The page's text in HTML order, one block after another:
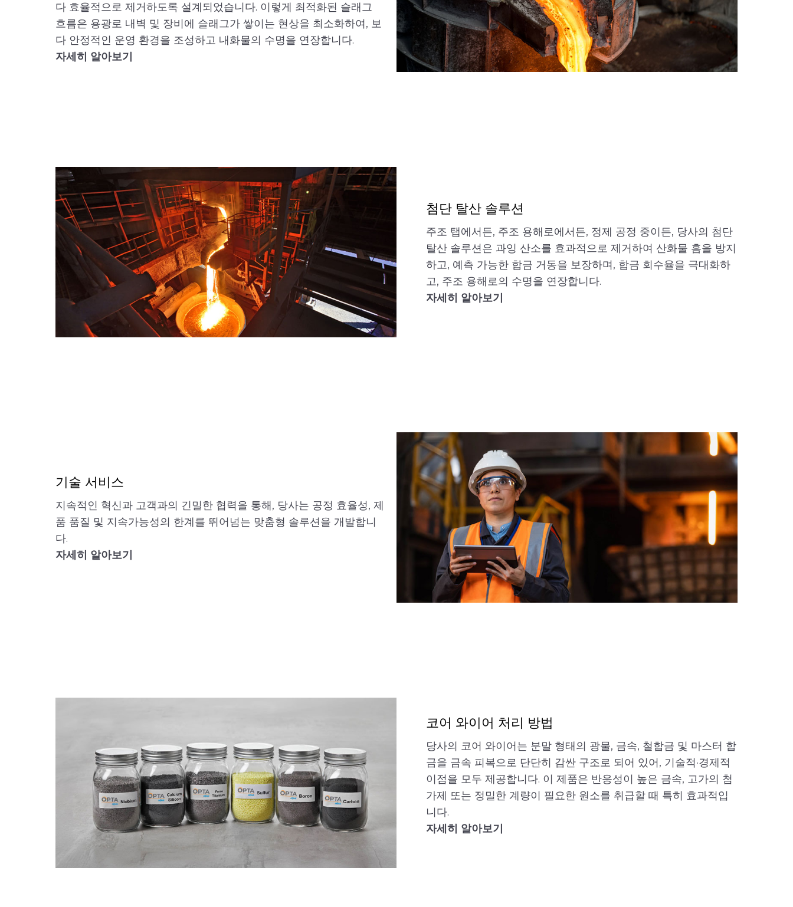
다 효율적으로 제거하도록 설계되었습니다. 이렇게 최적화된 슬래그
흐름은 용광로 내벽 및 장비에 슬래그가 쌓이는 현상을 최소화하여, 보
다 안정적인 운영 환경을 조성하고 내화물의 수명을 연장합니다.
자세히 알아보기
첨단 탈산 솔루션
주조 탭에서든, 주조 용해로에서든, 정제 공정 중이든, 당사의 첨단
탈산 솔루션은 과잉 산소를 효과적으로 제거하여 산화물 흠을 방지
하고, 예측 가능한 합금 거동을 보장하며, 합금 회수율을 극대화하
고, 주조 용해로의 수명을 연장합니다.
자세히 알아보기
기술 서비스
지속적인 혁신과 고객과의 긴밀한 협력을 통해, 당사는 공정 효율성, 제
품 품질 및 지속가능성의 한계를 뛰어넘는 맞춤형 솔루션을 개발합니
다.
자세히 알아보기
코어 와이어 처리 방법
당사의 코어 와이어는 분말 형태의 광물, 금속, 철합금 및 마스터 합
금을 금속 피복으로 단단히 감싼 구조로 되어 있어, 기술적·경제적
이점을 모두 제공합니다. 이 제품은 반응성이 높은 금속, 고가의 첨
가제 또는 정밀한 계량이 필요한 원소를 취급할 때 특히 효과적입
니다.
자세히 알아보기